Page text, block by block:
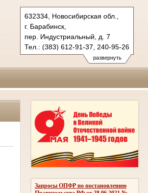
развернуть
632334, Новосибирская обл.,
г. Барабинск,
пер. Индустриальный, д. 7
Тел.: (383) 612-91-37, 240-95-26
barabinsky.nsk@sudrf.ru
Запросы ОПФР по постановлению